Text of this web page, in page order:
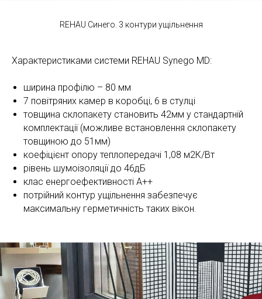
REHAU Синего. 3 контури ущільнення
Характеристиками системи REHAU Synego MD:
ширина профілю – 80 мм
7 повітряних камер в коробці, 6 в стулці
товщина склопакету становить 42мм у стандартній
комплектації (можливе встановлення склопакету
товщиною до 51мм)
коефіцієнт опору теплопередачі 1,08 м2К/Вт
рівень шумоізоляції до 46дБ
клас енергоефективності А++
потрійний контур ущільнення забезпечує
максимальну герметичність таких вікон.